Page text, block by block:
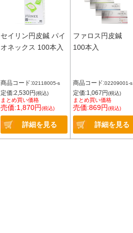
セイリン円皮鍼 パイ
オネックス 100本入
商品コード:02118005-s
定価:2,530円(税込)
まとめ買い価格
売価:1,870円(税込)
詳細を見る
ファロス円皮鍼
100本入
商品コード:02209001-s
定価:1,067円(税込)
まとめ買い価格
売価:869円(税込)
詳細を見る